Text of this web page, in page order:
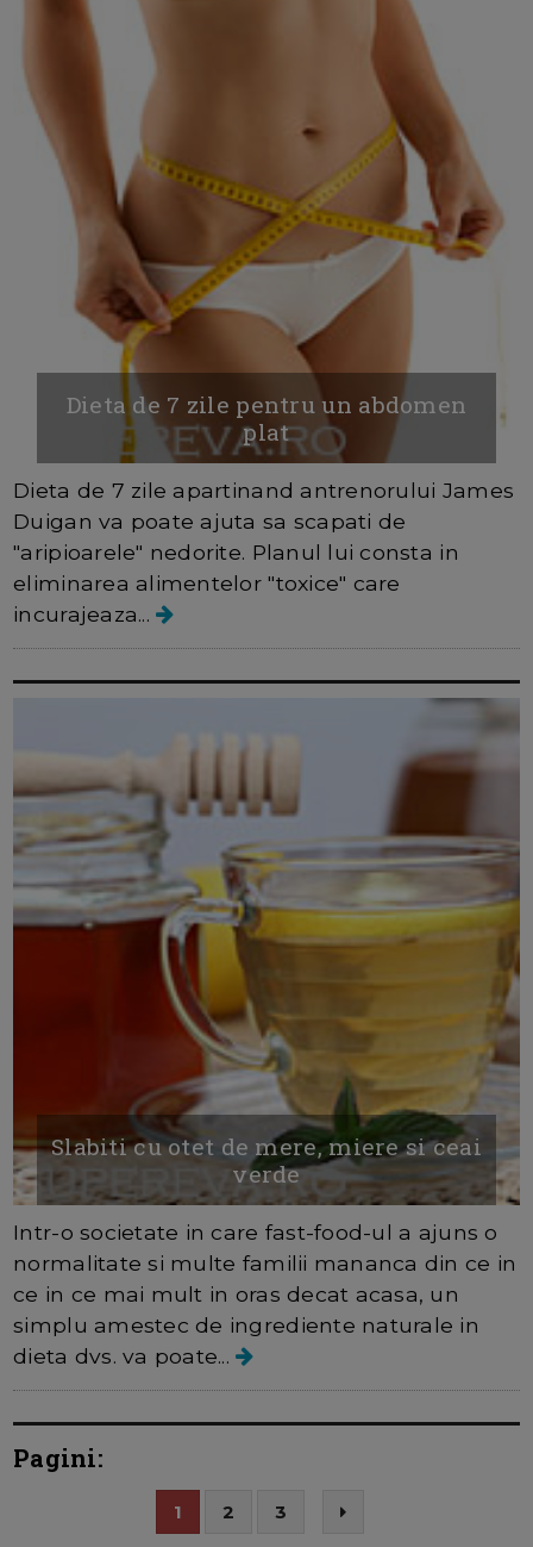
Dieta de 7 zile pentru un abdomen
plat
Dieta de 7 zile apartinand antrenorului James
Duigan va poate ajuta sa scapati de
"aripioarele" nedorite. Planul lui consta in
eliminarea alimentelor "toxice" care
incurajeaza...
Slabiti cu otet de mere, miere si ceai
verde
Intr-o societate in care fast-food-ul a ajuns o
normalitate si multe familii mananca din ce in
ce in ce mai mult in oras decat acasa, un
simplu amestec de ingrediente naturale in
dieta dvs. va poate...
Pagini:
1 2 3